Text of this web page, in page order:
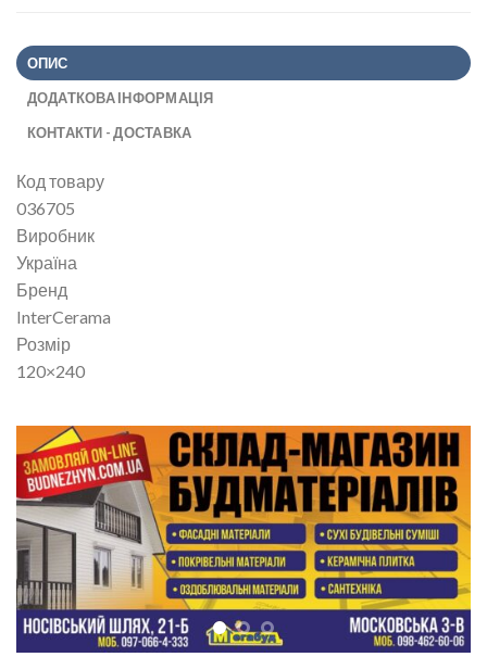
ОПИС
ДОДАТКОВА ІНФОРМАЦІЯ
КОНТАКТИ - ДОСТАВКА
Код товару
036705
Виробник
Україна
Бренд
InterCerama
Розмір
120×240